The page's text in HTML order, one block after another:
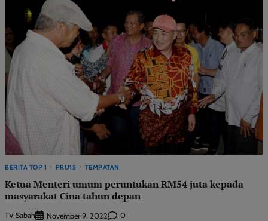
BERITA TOP 1 PRU15 TEMPATAN
Ketua Menteri umum peruntukan RM54 juta kepada
masyarakat Cina tahun depan
TV Sabah November 9, 2022 0